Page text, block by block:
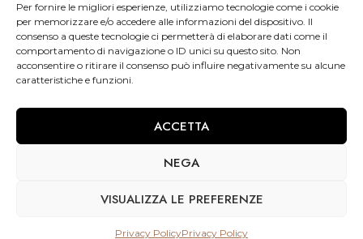
Per fornire le migliori esperienze, utilizziamo tecnologie come i cookie
per memorizzare e/o accedere alle informazioni del dispositivo. Il
consenso a queste tecnologie ci permetterà di elaborare dati come il
comportamento di navigazione o ID unici su questo sito. Non
acconsentire o ritirare il consenso può influire negativamente su alcune
caratteristiche e funzioni.
ACCETTA
NEGA
VISUALIZZA LE PREFERENZE
Privacy PolicyPrivacy Policy
info@piretti.it
Tel: +39 051 23.96.47
Galleria Cavour 7/F 40124 Bologna (Bo)